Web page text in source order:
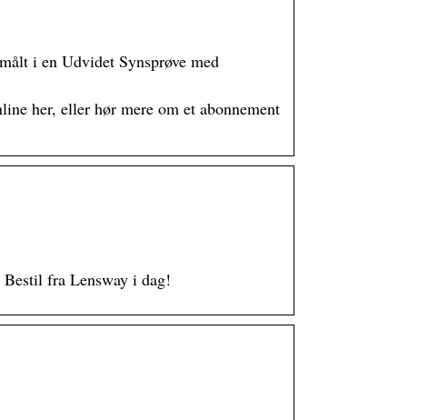
i en Udvidet Synsprøve med
her, eller hør mere om et abonnement
fra Lensway i dag!